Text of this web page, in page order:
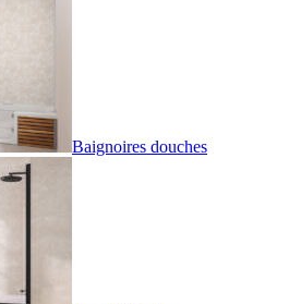
Baignoires douches